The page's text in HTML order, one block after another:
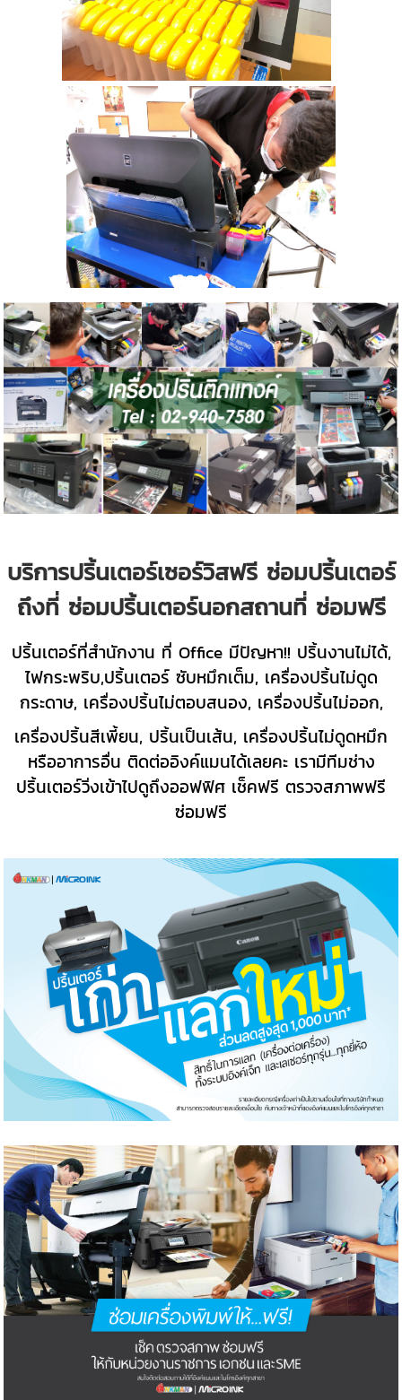
บริการปริ้นเตอร์เซอร์วิสฟรี ซ่อมปริ้นเตอร์
ถึงที่ ซ่อมปริ้นเตอร์นอกสถานที่ ซ่อมฟรี
ปริ้นเตอร์ที่สำนักงาน ที่ Office มีปัญหา!! ปริ้นงานไม่ได้,
ไฟกระพริบ,ปริ้นเตอร์ ซับหมึกเต็ม, เครื่องปริ้นไม่ดูด
กระดาษ, เครื่องปริ้นไม่ตอบสนอง, เครื่องปริ้นไม่ออก,
เครื่องปริ้นสีเพี้ยน, ปริ้นเป็นเส้น, เครื่องปริ้นไม่ดูดหมึก
หรืออาการอื่น ติดต่ออิงค์แมนได้เลยคะ เรามีทีมช่าง
ปริ้นเตอร์วิ่งเข้าไปดูถึงออฟฟิศ เช็คฟรี ตรวจสภาพฟรี
ซ่อมฟรี